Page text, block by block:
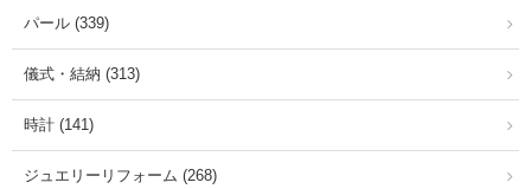
パール (339)
儀式・結納 (313)
時計 (141)
ジュエリーリフォーム (268)